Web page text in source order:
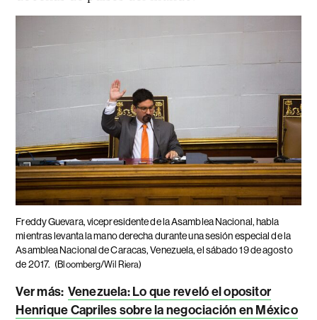
Freddy Guevara, vicepresidente de la Asamblea Nacional, habla
mientras levanta la mano derecha durante una sesión especial de la
Asamblea Nacional de Caracas, Venezuela, el sábado 19 de agosto
de 2017. (Bloomberg/Wil Riera)
Ver más: Venezuela: Lo que reveló el opositor
Henrique Capriles sobre la negociación en México